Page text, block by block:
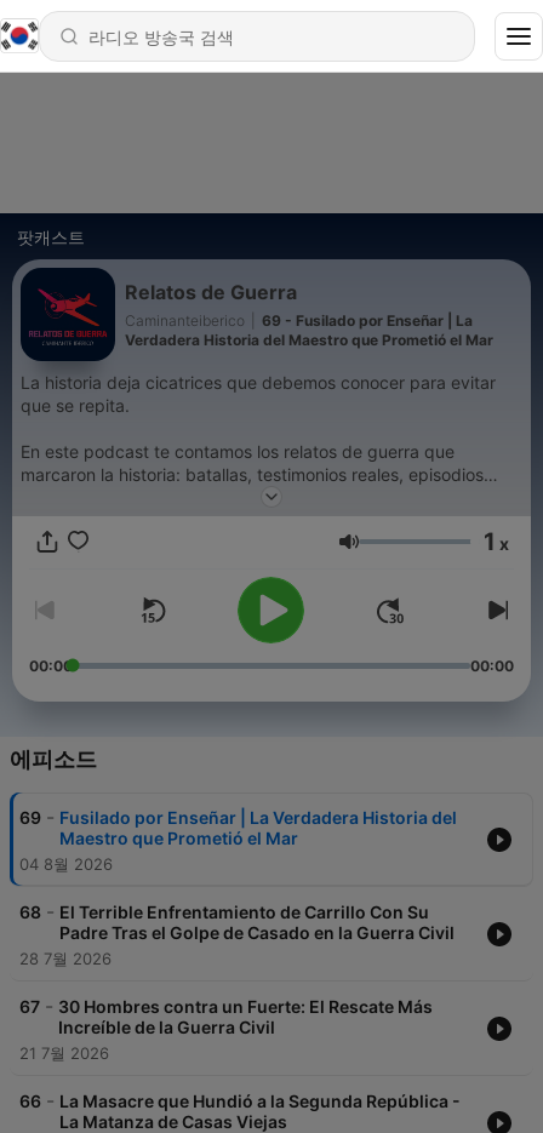
팟캐스트
Relatos de Guerra
Caminanteiberico
69 - Fusilado por Enseñar | La
Verdadera Historia del Maestro que Prometió el Mar
La historia deja cicatrices que debemos conocer para evitar
que se repita.
En este podcast te contamos los relatos de guerra que
marcaron la historia: batallas, testimonios reales, episodios
olvidados y voces silenciadas por el paso del tiempo.
Con una narración envolvente y un enfoque humano, te
habitamos, sin ruido ni glorificación: solo memoria.
Si te apasiona entender la historia contada por sus
protagonistas, suscríbete, activa la campana y forma parte de
https://www.spreaker.com/podcast/relatos-de-guerra-
-6731681/support
음량 1 x
00:00 00:00
에피소드
69 - Fusilado por Enseñar | La Verdadera Historia del
Maestro que Prometió el Mar
04 8월 2026
68 - El Terrible Enfrentamiento de Carrillo Con Su
Padre Tras el Golpe de Casado en la Guerra Civil
28 7월 2026
67 - 30 Hombres contra un Fuerte: El Rescate Más
Increíble de la Guerra Civil
21 7월 2026
66 - La Masacre que Hundió a la Segunda República -
La Matanza de Casas Viejas